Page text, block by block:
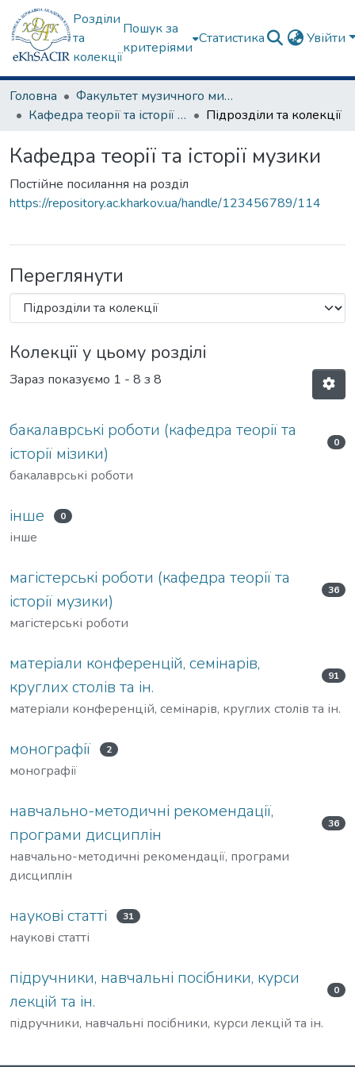
Розділи
та
колекції
Пошук за
критеріями
Статистика Увійти
Головна
Факультет музичного мистецтва
Кафедра теорії та історії музики
Підрозділи та колекції
Кафедра теорії та історії музики
Постійне посилання на розділ
https://repository.ac.kharkov.ua/handle/123456789/114
Переглянути
Колекції у цьому розділі
Зараз показуємо 1 - 8 з 8
бакалаврські роботи (кафедра теорії та
історії мізики)
0
бакалаврські роботи
інше 0
інше
магістерські роботи (кафедра теорії та
історії музики)
36
магістерські роботи
матеріали конференцій, семінарів,
круглих столів та ін.
91
матеріали конференцій, семінарів, круглих столів та ін.
монографії 2
монографії
навчально-методичні рекомендації,
програми дисциплін
36
навчально-методичні рекомендації, програми
дисциплін
наукові статті 31
наукові статті
підручники, навчальні посібники, курси
лекцій та ін.
0
підручники, навчальні посібники, курси лекцій та ін.